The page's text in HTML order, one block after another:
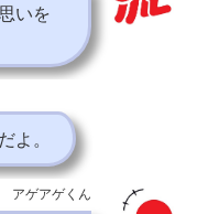
いを
よ。
アゲアゲくん